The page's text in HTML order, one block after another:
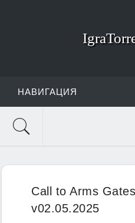
НАВИГАЦИЯ
Call to Arms
v02.05.2025